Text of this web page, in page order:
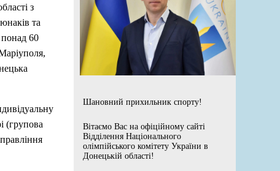
Шановний прихильник спорту!
Вітаємо Вас на офіційному сайті
Відділення Національного
олімпійського комітету України в
Донецькій області!
з
та
понад 60
(групова